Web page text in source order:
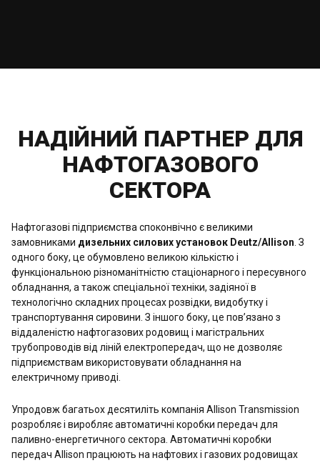
НАДІЙНИЙ ПАРТНЕР ДЛЯ
НАФТОГАЗОВОГО
СЕКТОРА
Нафтогазові підприємства споконвічно є великими
замовниками дизельних силових установок Deutz/Allison . З
одного боку, це обумовлено великою кількістю і
функціональною різноманітністю стаціонарного і пересувного
обладнання, а також спеціальної техніки, задіяної в
технологічно складних процесах розвідки, видобутку і
транспортування сировини. З іншого боку, це пов’язано з
віддаленістю нафтогазових родовищ і магістральних
трубопроводів від ліній електропередач, що не дозволяє
підприємствам використовувати обладнання на
електричному приводі.
Упродовж багатьох десятиліть компанія Allison Transmission
розробляє і виробляє автоматичні коробки передач для
паливно-енергетичного сектора. Автоматичні коробки
передач Allison працюють на нафтових і газових родовищах